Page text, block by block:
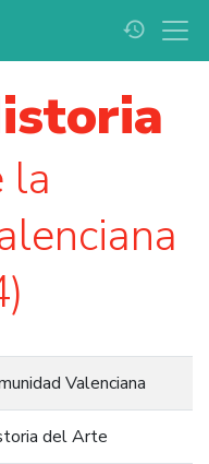
history
la
Valenciana
del Arte